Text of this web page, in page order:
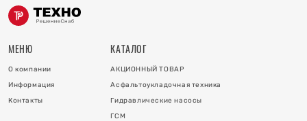
МЕНЮ
О компании
Информация
Контакты
КАТАЛОГ
АКЦИОННЫЙ ТОВАР
Асфальтоукладочная техника
Гидравлические насосы
ГСМ